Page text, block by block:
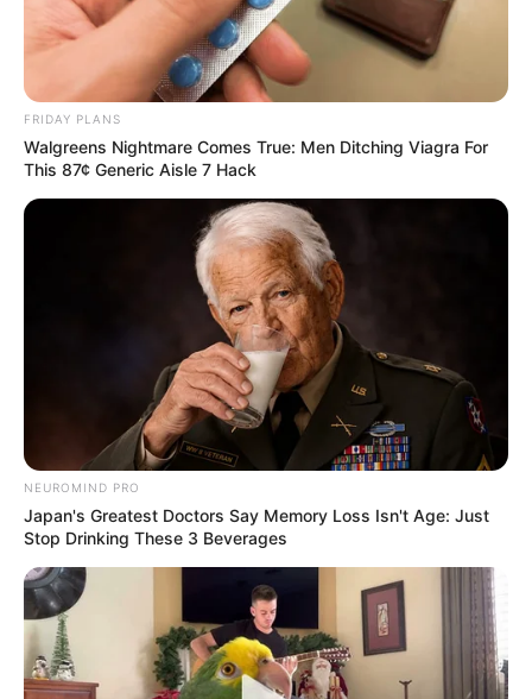
FRIDAY PLANS
Walgreens Nightmare Comes True: Men Ditching Viagra For
This 87¢ Generic Aisle 7 Hack
NEUROMIND PRO
Japan's Greatest Doctors Say Memory Loss Isn't Age: Just
Stop Drinking These 3 Beverages